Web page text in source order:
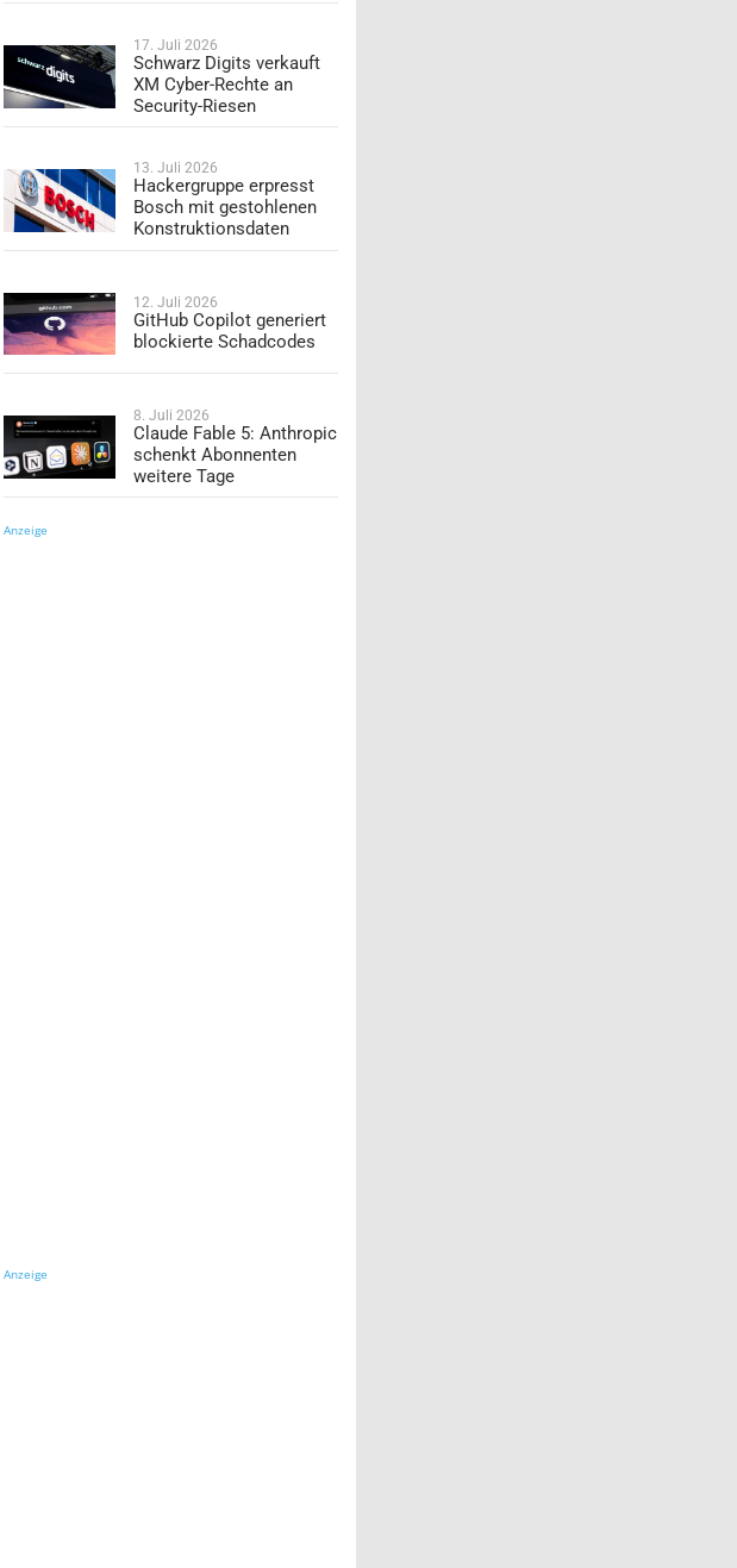
17. Juli 2026
Schwarz Digits verkauft
XM Cyber-Rechte an
Security-Riesen
13. Juli 2026
Hackergruppe erpresst
Bosch mit gestohlenen
Konstruktionsdaten
12. Juli 2026
GitHub Copilot generiert
blockierte Schadcodes
8. Juli 2026
Claude Fable 5: Anthropic
schenkt Abonnenten
weitere Tage
Anzeige
Anzeige